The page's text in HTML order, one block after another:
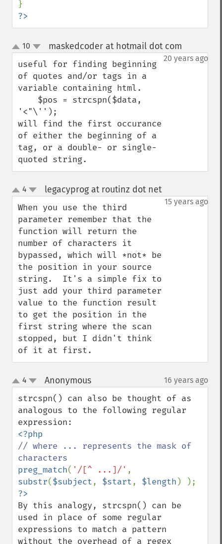
?>
up
down
10 maskedcoder at hotmail dot com
20 years ago
useful for finding beginning
of quotes and/or tags in a
variable containing html.
'<"\'');
will find the first occurance
of either the beginning of a
tag, or a double- or single-
quoted string.
up
down
4 legacyprog at routinz dot net¶
15 years ago
When you use the third
parameter remember that the
function will return the
number of characters it
bypassed, which will *not* be
the position in your source
string.  It's a simple fix to
just add your third parameter
value to the function result
to get the position in the
first string where the scan
stopped, but I didn't think
of it at first.
up
down
4 Anonymous¶ 16 years ago
strcspn() can also be thought of as
analogous to the following regular
// where ... represents the mask of
preg_match( '/[^ ...]/'
substr($subject, $start, $length
By this analogy, strcspn() can be
used in place of some regular
expressions to match a pattern
without the overhead of a regex